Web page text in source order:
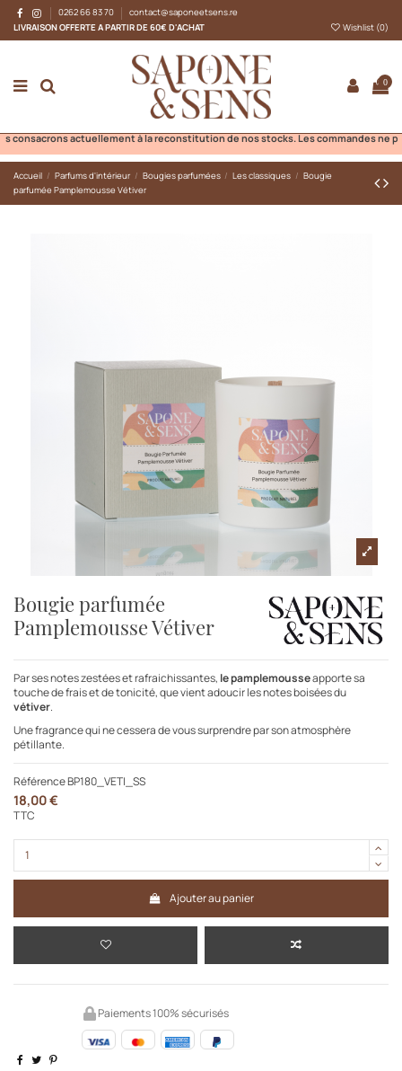
0262 66 83 70
contact@saponeetsens.re
LIVRAISON OFFERTE A PARTIR DE 60€ D'ACHAT
Wishlist (0)
0
actuellement à la reconstitution de nos stocks. Les commandes ne
Accueil Parfums d'intérieur Bougies parfumées Les classiques
Bougie
parfumée Pamplemousse Vétiver
Bougie parfumée
Pamplemousse Vétiver
Par ses notes zestées et rafraichissantes, le pamplemousseapporte sa
touche de frais et de tonicité, que vient adoucir les notes boisées du
vétiver.
Une fragrance qui ne cessera de vous surprendre par son atmosphère
pétillante.
RéférenceBP180_VETI_SS
18,00 €
TTC
Ajouter au panier
Paiements 100% sécurisés